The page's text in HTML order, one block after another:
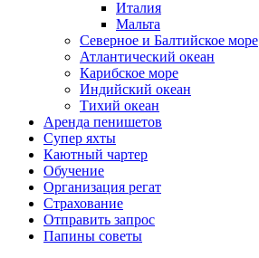
Италия
Мальта
Северное и Балтийское море
Атлантический океан
Карибское море
Индийский океан
Тихий океан
Аренда пенишетов
Супер яхты
Каютный чартер
Обучение
Организация регат
Страхование
Отправить запрос
Папины советы